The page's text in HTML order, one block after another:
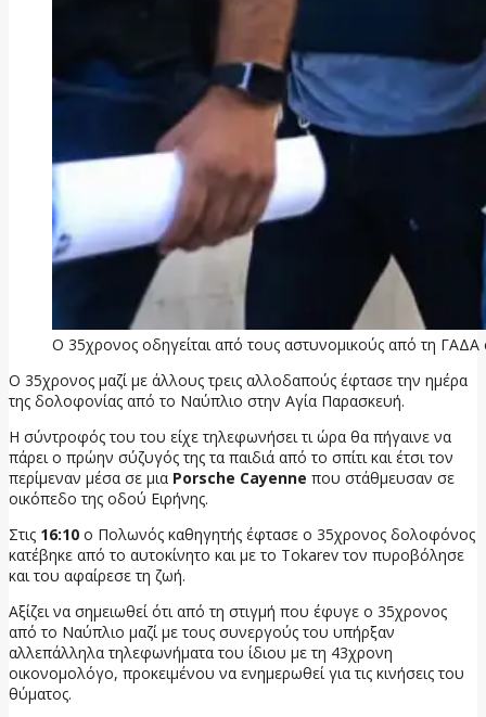
Ο 35χρονος οδηγείται από τους αστυνομικούς από τη ΓΑΔΑ
Ο 35χρονος μαζί με άλλους τρεις αλλοδαπούς έφτασε την ημέρα
της δολοφονίας από το Ναύπλιο στην Αγία Παρασκευή.
Η σύντροφός του του είχε τηλεφωνήσει τι ώρα θα πήγαινε να
πάρει ο πρώην σύζυγός της τα παιδιά από το σπίτι και έτσι τον
περίμεναν μέσα σε μια Porsche Cayenne που στάθμευσαν σε
οικόπεδο της οδού Ειρήνης.
Στις 16:10 ο Πολωνός καθηγητής έφτασε ο 35χρονος δολοφόνος
κατέβηκε από το αυτοκίνητο και με το Tokarev τον πυροβόλησε
και του αφαίρεσε τη ζωή.
Αξίζει να σημειωθεί ότι από τη στιγμή που έφυγε ο 35χρονος
από το Ναύπλιο μαζί με τους συνεργούς του υπήρξαν
αλλεπάλληλα τηλεφωνήματα του ίδιου με τη 43χρονη
οικονομολόγο, προκειμένου να ενημερωθεί για τις κινήσεις του
θύματος.